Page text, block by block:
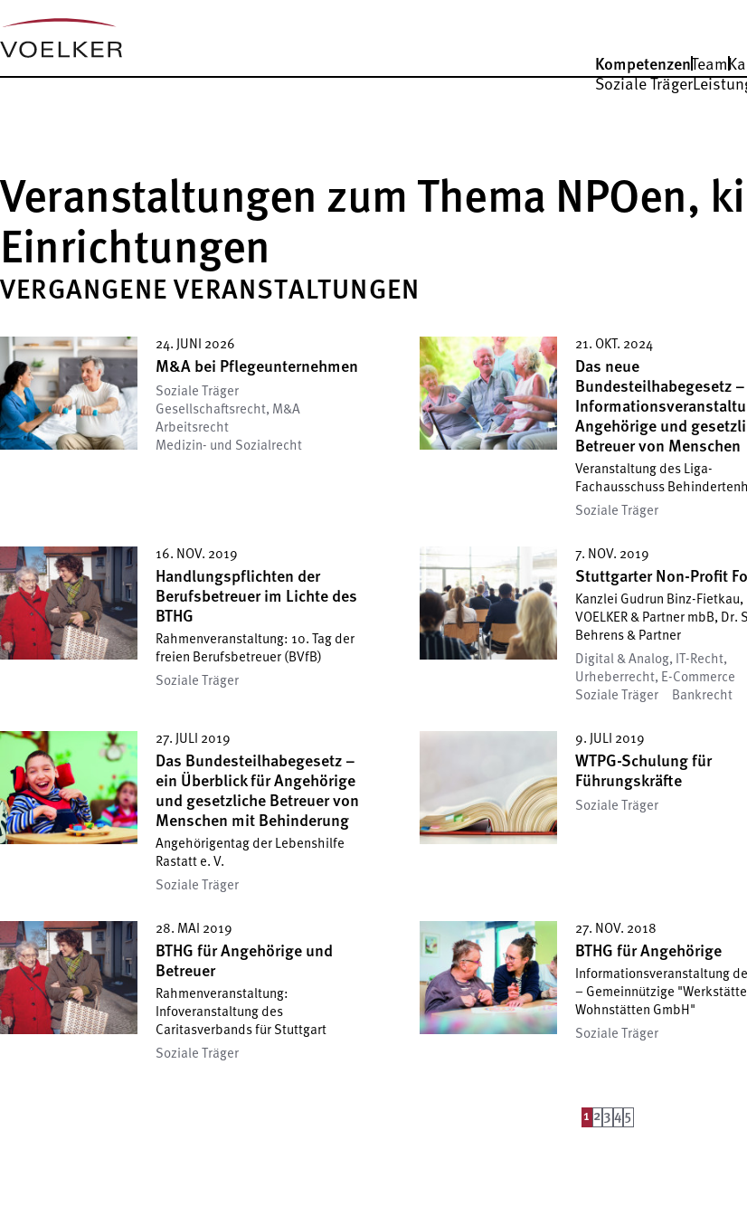
KompetenzenTeam
Soziale Träger
Veranstaltungen zum Thema NPOen,
Einrichtungen
VERGANGENE VERANSTALTUNGEN
24. JUNI 2026
M&A bei Pflegeunternehmen
Soziale Träger
Gesellschafts­recht, M&A
Arbeitsrecht
Medizin- und Sozialrecht
21. OKT. 2024
Das neue
Bundesteilhabegesetz –
Angehörige und
Betreuer von Menschen
Veranstaltung des Liga-
Fachausschuss
Soziale Träger
16. NOV. 2019
Handlungspflichten der
Berufsbetreuer im Lichte des
BTHG
Rahmenveranstaltung: 10. Tag der
freien Berufsbetreuer (BVfB)
Soziale Träger
7. NOV. 2019
Stuttgarter Non-Profit
Kanzlei Gudrun Binz-Fietkau,
VOELKER & Partner mbB, Dr.
Behrens & Partner
Digital & Analog, IT-Recht,
Urheberrecht, E-Commerce
Soziale Träger
Bankrecht
27. JULI 2019
Das Bundesteilhabegesetz –
ein Überblick für Angehörige
und gesetzliche Betreuer von
Menschen mit Behinderung
Angehörigentag der Lebenshilfe
Rastatt e. V.
Soziale Träger
9. JULI 2019
WTPG-Schulung für
Führungskräfte
Soziale Träger
28. MAI 2019
BTHG für Angehörige und
Betreuer
Rahmenveranstaltung:
Infoveranstaltung des
Caritasverbands für Stuttgart
Soziale Träger
27. NOV. 2018
BTHG für Angehörige
Informationsveranstaltung
– Gemeinnützige
Wohnstätten GmbH"
Soziale Träger
1 2 3 4 5